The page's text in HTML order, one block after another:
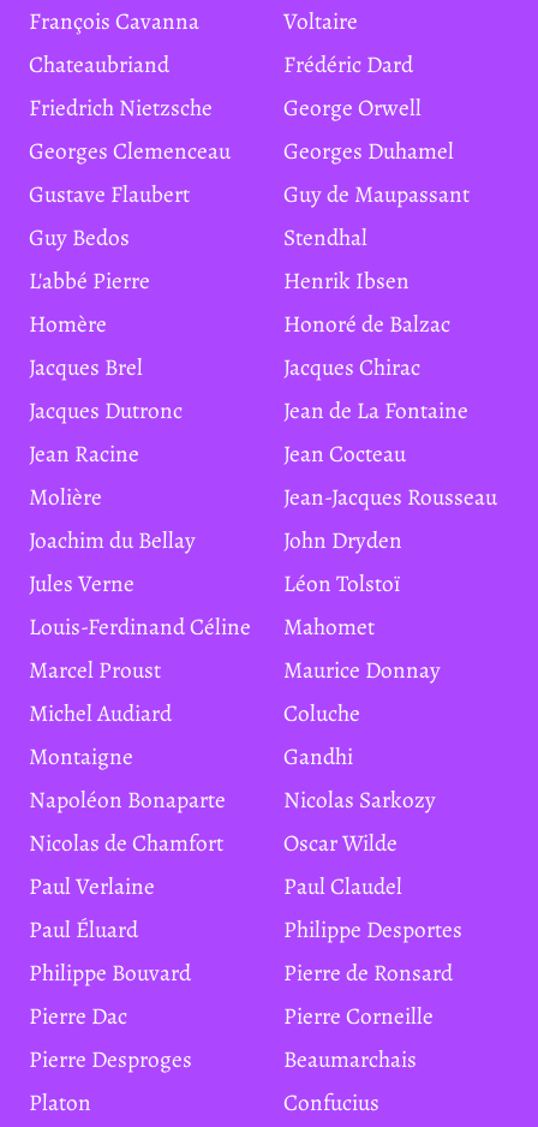
François Cavanna
Voltaire
Chateaubriand
Frédéric Dard
Friedrich Nietzsche
George Orwell
Georges Clemenceau
Georges Duhamel
Gustave Flaubert
Guy de Maupassant
Guy Bedos
Stendhal
L'abbé Pierre
Henrik Ibsen
Homère
Honoré de Balzac
Jacques Brel
Jacques Chirac
Jacques Dutronc
Jean de La Fontaine
Jean Racine
Jean Cocteau
Molière
Jean-Jacques Rousseau
Joachim du Bellay
John Dryden
Jules Verne
Léon Tolstoï
Louis-Ferdinand Céline
Mahomet
Marcel Proust
Maurice Donnay
Michel Audiard
Coluche
Montaigne
Gandhi
Napoléon Bonaparte
Nicolas Sarkozy
Nicolas de Chamfort
Oscar Wilde
Paul Verlaine
Paul Claudel
Paul Éluard
Philippe Desportes
Philippe Bouvard
Pierre de Ronsard
Pierre Dac
Pierre Corneille
Pierre Desproges
Beaumarchais
Platon
Confucius